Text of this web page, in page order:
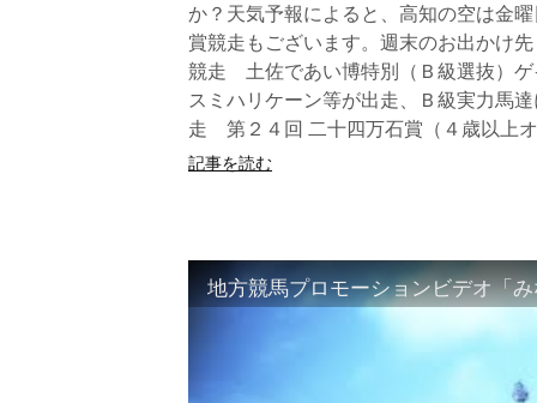
か？天気予報によると、高知の空は金
賞競走もございます。週末のお出かけ
競走 土佐であい博特別（Ｂ級選抜）ゲ
スミハリケーン等が出走、Ｂ級実力馬
走 第２４回 二十四万石賞（４歳以上
記事を読む
地方競馬プロモーションビデオ「